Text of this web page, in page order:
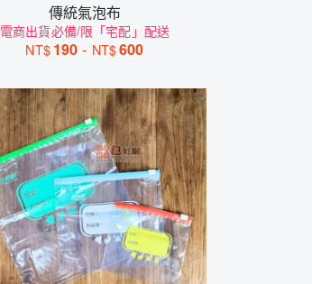
傳統氣泡布
電商出貨必備/限「宅配」配送
NT$ 190 - NT$600